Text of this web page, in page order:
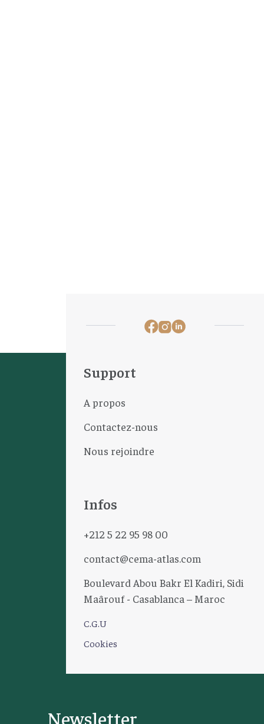
Newsletter
C.G.U
Cookies
Support
A propos
Contactez-nous
Nous rejoindre
Infos
+212 5 22 95 98 00
contact@cema-atlas.com
Boulevard Abou Bakr El Kadiri, Sidi
Maârouf - Casablanca – Maroc